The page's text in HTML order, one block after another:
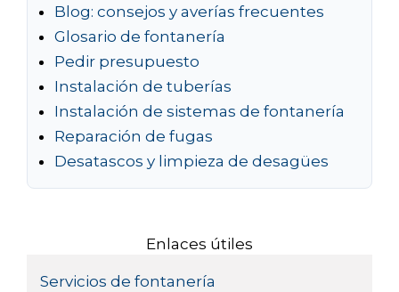
Blog: consejos y averías frecuentes
Glosario de fontanería
Pedir presupuesto
Instalación de tuberías
Instalación de sistemas de fontanería
Reparación de fugas
Desatascos y limpieza de desagües
Enlaces útiles
Servicios de fontanería